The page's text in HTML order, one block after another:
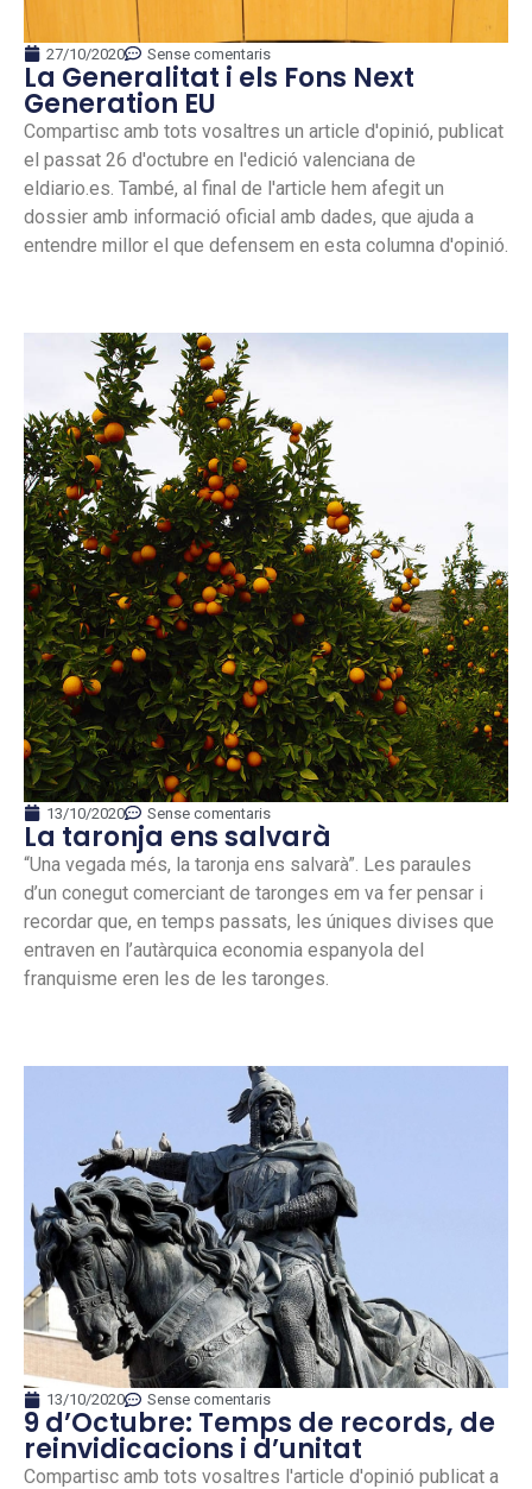
27/10/2020 Sense comentaris
La Generalitat i els Fons Next
Generation EU
Compartisc amb tots vosaltres un article d'opinió, publicat
el passat 26 d'octubre en l'edició valenciana de
eldiario.es. També, al final de l'article hem afegit un
dossier amb informació oficial amb dades, que ajuda a
entendre millor el que defensem en esta columna d'opinió.
13/10/2020 Sense comentaris
La taronja ens salvarà
“Una vegada més, la taronja ens salvarà”. Les paraules
d’un conegut comerciant de taronges em va fer pensar i
recordar que, en temps passats, les úniques divises que
entraven en l’autàrquica economia espanyola del
franquisme eren les de les taronges.
13/10/2020 Sense comentaris
9 d’Octubre: Temps de records, de
reinvidicacions i d’unitat
Compartisc amb tots vosaltres l'article d'opinió publicat a